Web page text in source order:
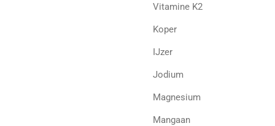
Vitamine K2
Koper
IJzer
Jodium
Magnesium
Mangaan